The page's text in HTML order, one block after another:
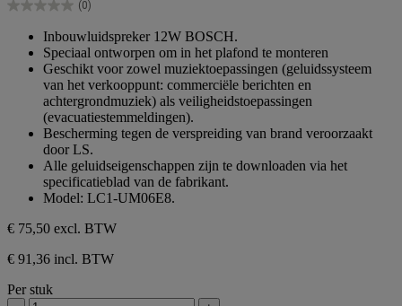
5
(0)
0.0
sterren.
Inbouwluidspreker 12W BOSCH.
Speciaal ontworpen om in het plafond te monteren
Geschikt voor zowel muziektoepassingen (geluidssysteem
van het verkooppunt: commerciële berichten en
achtergrondmuziek) als veiligheidstoepassingen
(evacuatiestemmeldingen).
Bescherming tegen de verspreiding van brand veroorzaakt
door LS.
Alle geluidseigenschappen zijn te downloaden via het
specificatieblad van de fabrikant.
Model: LC1-UM06E8.
€ 75,50 excl. BTW
€ 91,36 incl. BTW
Per stuk